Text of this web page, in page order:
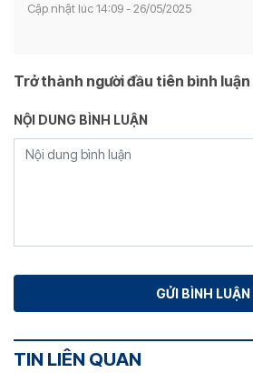
Cập nhật lúc 14:09 - 26/05/2025
Trở thành người đầu tiên bình
NỘI DUNG BÌNH LUẬN
TIN LIÊN QUAN